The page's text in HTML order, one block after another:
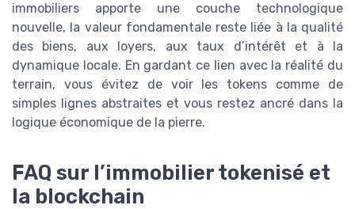
immobiliers apporte une couche technologique
nouvelle, la valeur fondamentale reste liée à la qualité
des biens, aux loyers, aux taux d’intérêt et à la
dynamique locale. En gardant ce lien avec la réalité du
terrain, vous évitez de voir les tokens comme de
simples lignes abstraites et vous restez ancré dans la
logique économique de la pierre.
FAQ sur l’immobilier tokenisé et
la blockchain